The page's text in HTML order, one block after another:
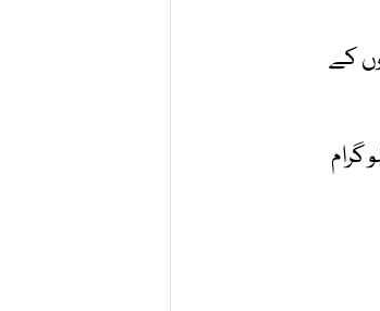
کے خلاف 5 کارروائیوں کے
پر 1 کروڑ 10 لاکھ روپے سے زائد مالیت کی 21.96 کلو گرام